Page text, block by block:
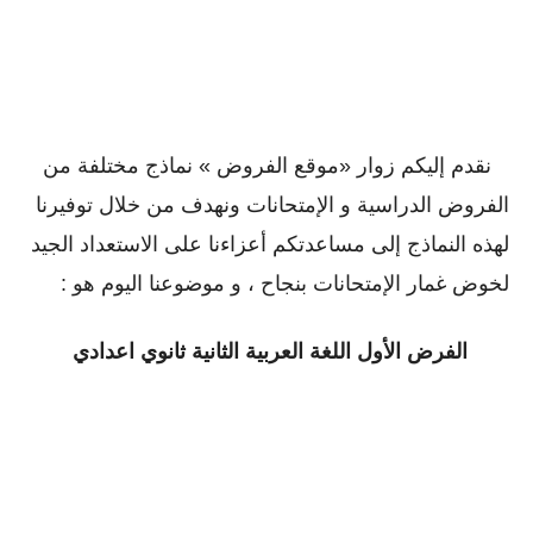
نقدم إليكم زوار «موقع الفروض » نماذج مختلفة من
الفروض الدراسية و الإمتحانات ونهدف من خلال توفيرنا
لهذه النماذج إلى مساعدتكم أعزاءنا على الاستعداد الجيد
لخوض غمار الإمتحانات بنجاح ، و موضوعنا اليوم هو :
الفرض الأول اللغة العربية الثانية ثانوي اعدادي